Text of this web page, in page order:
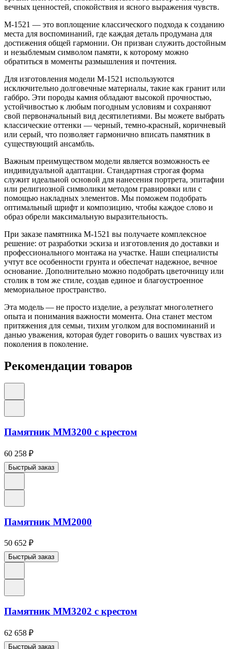
вечных ценностей, спокойствия и ясного выражения чувств.
М-1521 — это воплощение классического подхода к созданию
места для воспоминаний, где каждая деталь продумана для
достижения общей гармонии. Он призван служить достойным
и незыблемым символом памяти, к которому можно
обратиться в моменты размышления и почтения.
Для изготовления модели М-1521 используются
исключительно долговечные материалы, такие как гранит или
габбро. Эти породы камня обладают высокой прочностью,
устойчивостью к любым погодным условиям и сохраняют
свой первоначальный вид десятилетиями. Вы можете выбрать
классические оттенки — черный, темно-красный, коричневый
или серый, что позволяет гармонично вписать памятник в
существующий ансамбль.
Важным преимуществом модели является возможность ее
индивидуальной адаптации. Стандартная строгая форма
служит идеальной основой для нанесения портрета, эпитафии
или религиозной символики методом гравировки или с
помощью накладных элементов. Мы поможем подобрать
оптимальный шрифт и композицию, чтобы каждое слово и
образ обрели максимальную выразительность.
При заказе памятника М-1521 вы получаете комплексное
решение: от разработки эскиза и изготовления до доставки и
профессионального монтажа на участке. Наши специалисты
учтут все особенности грунта и обеспечат надежное, вечное
основание. Дополнительно можно подобрать цветочницу или
столик в том же стиле, создав единое и благоустроенное
мемориальное пространство.
Эта модель — не просто изделие, а результат многолетнего
опыта и понимания важности момента. Она станет местом
притяжения для семьи, тихим уголком для воспоминаний и
данью уважения, которая будет говорить о ваших чувствах из
поколения в поколение.
Рекомендации товаров
Памятник ММ3200 с крестом
60 258 ₽
Быстрый заказ
Памятник ММ2000
50 652 ₽
Быстрый заказ
Памятник ММ3202 с крестом
62 658 ₽
Быстрый заказ